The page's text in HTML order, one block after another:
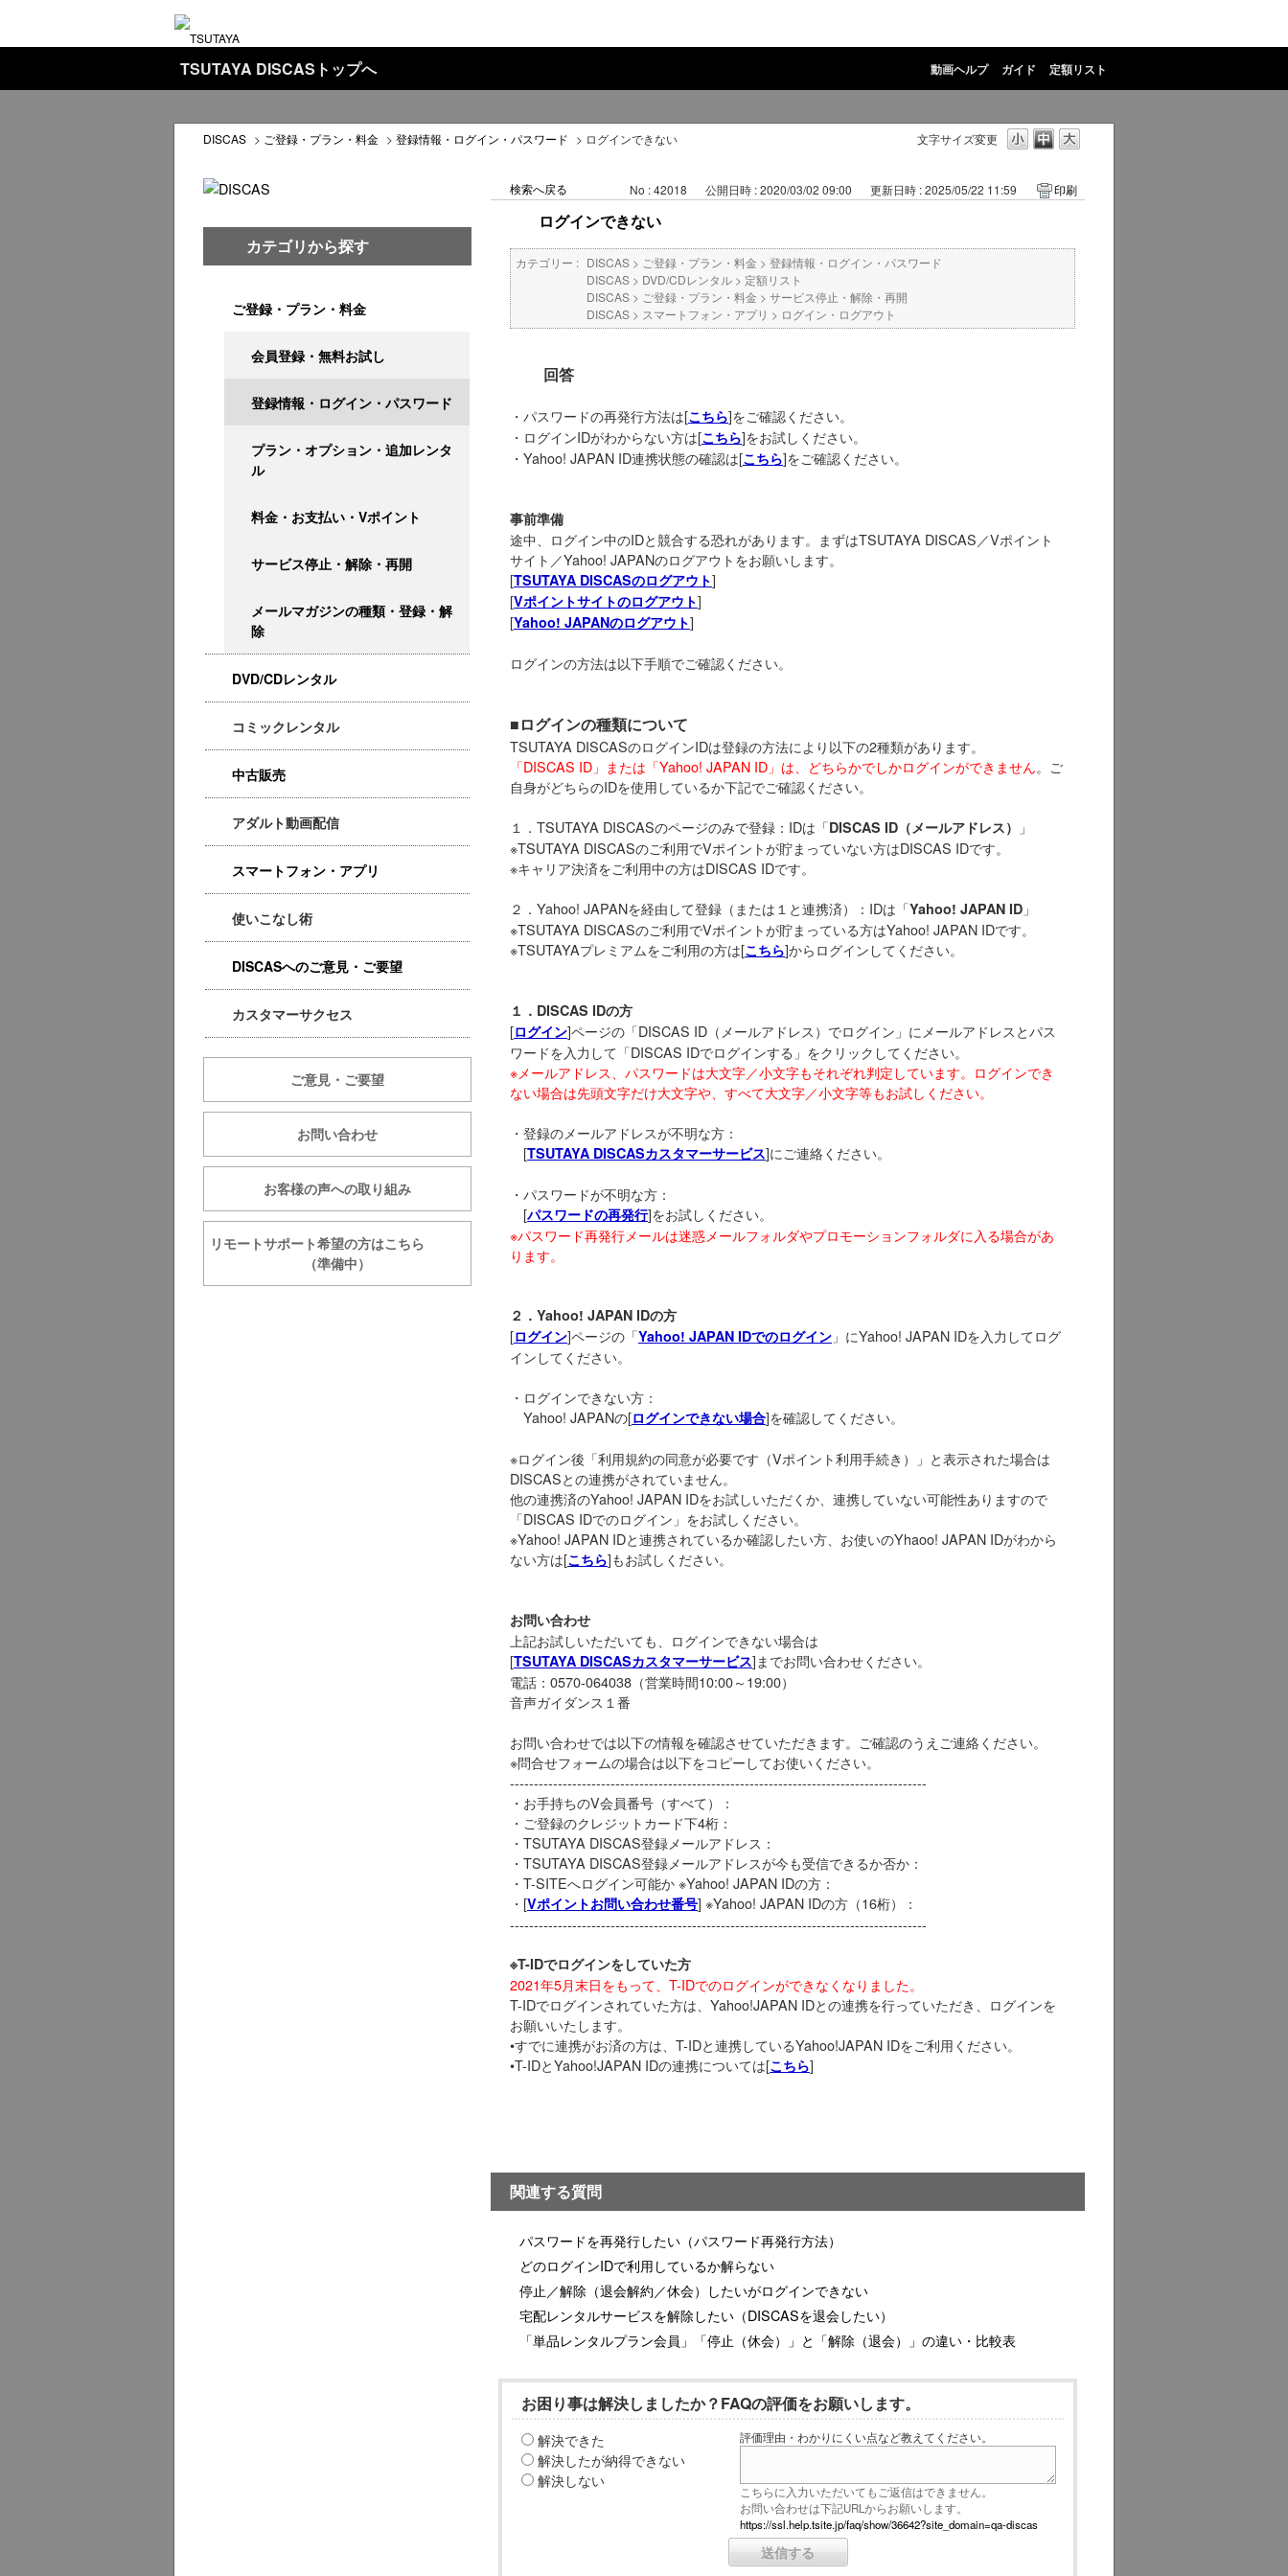
TSUTAYA DISCASトップへ 動画ヘルプ ガイド 定額リスト
文字サイズ変更
DISCAS > ご登録・プラン・料金 > 登録情報・ログイン・パスワード > ログインできない
カテゴリから探す
ご登録・プラン・料金
会員登録・無料お試し
登録情報・ログイン・パスワード
プラン・オプション・追加レンタ
ル
料金・お支払い・Vポイント
サービス停止・解除・再開
メールマガジンの種類・登録・解
除
DVD/CDレンタル
コミックレンタル
中古販売
アダルト動画配信
スマートフォン・アプリ
使いこなし術
DISCASへのご意見・ご要望
カスタマーサクセス
ご意見・ご要望
お問い合わせ
お客様の声への取り組み
リモートサポート希望の方はこちら
（準備中）
検索へ戻る No : 42018 公開日時 : 2020/03/02 09:00 更新日時 : 2025/05/22 11:59 印刷
ログインできない
カテゴリー : DISCAS > ご登録・プラン・料金 > 登録情報・ログイン・パスワード
DISCAS > DVD/CDレンタル > 定額リスト
DISCAS > ご登録・プラン・料金 > サービス停止・解除・再開
DISCAS > スマートフォン・アプリ > ログイン・ログアウト
回答
・パスワードの再発行方法は[こちら]をご確認ください。
・ログインIDがわからない方は[こちら]をお試しください。
・Yahoo! JAPAN ID連携状態の確認は[こちら]をご確認ください。
事前準備
途中、ログイン中のIDと競合する恐れがあります。まずはTSUTAYA DISCAS／Vポイント
サイト／Yahoo! JAPANのログアウトをお願いします。
[TSUTAYA DISCASのログアウト]
[Vポイントサイトのログアウト]
[Yahoo! JAPANのログアウト]
ログインの方法は以下手順でご確認ください。
■ログインの種類について
TSUTAYA DISCASのログインIDは登録の方法により以下の2種類があります。
「DISCAS ID」または「Yahoo! JAPAN ID」は、どちらかでしかログインができません。ご
自身がどちらのIDを使用しているか下記でご確認ください。
１．TSUTAYA DISCASのページのみで登録：IDは「DISCAS ID（メールアドレス）
」
※TSUTAYA DISCASのご利用でVポイントが貯まっていない方はDISCAS IDです。
※キャリア決済をご利用中の方はDISCAS IDです。
２．Yahoo! JAPANを経由して登録（または１と連携済）：IDは「Yahoo! JAPAN ID 」
※TSUTAYA DISCASのご利用でVポイントが貯まっている方はYahoo! JAPAN IDです。
※TSUTAYAプレミアムをご利用の方は[こちら]からログインしてください。
１．DISCAS IDの方
[ログイン]ページの「DISCAS ID（メールアドレス）でログイン」にメールアドレスとパス
ワードを入力して「DISCAS IDでログインする」をクリックしてください。
※メールアドレス、パスワードは大文字／小文字もそれぞれ判定しています。ログインでき
ない場合は先頭文字だけ大文字や、 すべて大文字／小文字等もお試しください。
・登録のメールアドレスが不明な方：
[TSUTAYA DISCASカスタマーサービス]にご連絡ください。
・パスワードが不明な方：
[パスワードの再発行]をお試しください。
※パスワード再発行メールは迷惑メールフォルダやプロモーションフォルダに入る場合があ
ります。
２．Yahoo! JAPAN IDの方
[ログイン]ページの「Yahoo! JAPAN IDでのログイン 」にYahoo! JAPAN IDを入力してログ
インしてください。
・ログインできない方：
Yahoo! JAPANの[ログインできない場合]を確認してください。
※ログイン後「利用規約の同意が必要です（Vポイント利用手続き）」と表示された場合は
DISCASとの連携がされていません。
他の連携済のYahoo! JAPAN IDをお試しいただくか、連携していない可能性ありますので
「DISCAS IDでのログイン」をお試しください。
※Yahoo! JAPAN IDと連携されているか確認したい方、お使いのYhaoo! JAPAN IDがわから
ない方は[こちら]もお試しください。
お問い合わせ
上記お試しいただいても、ログインできない場合は
[TSUTAYA DISCASカスタマーサービス]までお問い合わせください。
電話：0570-064038（営業時間10:00～19:00）
音声ガイダンス１番
お問い合わせでは以下の情報を確認させていただきます。ご確認のうえご連絡ください。
※問合せフォームの場合は以下をコピーしてお使いください。
---------------------------------------------------------------------------------------
・お手持ちのV会員番号（すべて）：
・ご登録のクレジットカード下4桁：
・TSUTAYA DISCAS登録メールアドレス：
・TSUTAYA DISCAS登録メールアドレスが今も受信できるか否か：
・T-SITEへログイン可能か ※Yahoo! JAPAN IDの方：
・[Vポイントお問い合わせ番号] ※Yahoo! JAPAN IDの方（16桁）：
---------------------------------------------------------------------------------------
※T-IDでログインをしていた方
2021年5月末日をもって、T-IDでのログインができなくなりました。
T-IDでログインされていた方は、Yahoo!JAPAN IDとの連携を行っていただき、ログインを
お願いいたします。
•すでに連携がお済の方は、T-IDと連携しているYahoo!JAPAN IDをご利用ください。
•T-IDとYahoo!JAPAN IDの連携については[こちら]
関連する質問
パスワードを再発行したい（パスワード再発行方法）
どのログインIDで利用しているか解らない
停止／解除（退会解約／休会）したいがログインできない
宅配レンタルサービスを解除したい（DISCASを退会したい）
「単品レンタルプラン会員」「停止（休会）」と「解除（退会）」の違い・比較表
お困り事は解決しましたか？FAQの評価をお願いします。
解決できた
解決したが納得できない
解決しない
評価理由・わかりにくい点など教えてください。
こちらに入力いただいてもご返信はできません。
お問い合わせは下記URLからお願いします。
https://ssl.help.tsite.jp/faq/show/36642?site_domain=qa-discas